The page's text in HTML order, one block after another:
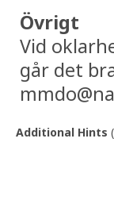
Övrigt
Vid
går det
Additional Hints (